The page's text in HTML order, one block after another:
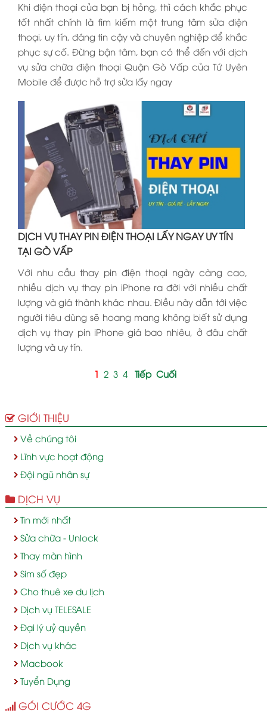
Khi điện thoại của bạn bị hỏng, thì cách khắc phục
tốt nhất chính là tìm kiếm một trung tâm sửa điện
thoại, uy tín, đáng tin cậy và chuyên nghiệp để khắc
phục sự cố. Đừng bận tâm, bạn có thể đến với dịch
vụ sửa chữa điện thoại Quận Gò Vấp của Tứ Uyên
Mobile để được hỗ trợ sửa lấy ngay
DỊCH VỤ THAY PIN ĐIỆN THOẠI LẤY NGAY UY TÍN
TẠI GÒ VẤP
Với nhu cầu thay pin điện thoại ngày càng cao,
nhiều dịch vụ thay pin iPhone ra đời với nhiều chất
lượng và giá thành khác nhau. Điều này dẫn tới việc
người tiêu dùng sẽ hoang mang không biết sử dụng
dịch vụ thay pin iPhone giá bao nhiêu, ở đâu chất
lượng và uy tín.
1 2 3 4 Tiếp Cuối
GIỚI THIỆU
Về chúng tôi
Lĩnh vực hoạt động
Đội ngũ nhân sự
DỊCH VỤ
Tin mới nhất
Sửa chữa - Unlock
Thay màn hình
Sim số đẹp
Cho thuê xe du lịch
Dịch vụ TELESALE
Đại lý uỷ quyền
Dịch vụ khác
Macbook
Tuyển Dụng
GÓI CƯỚC 4G